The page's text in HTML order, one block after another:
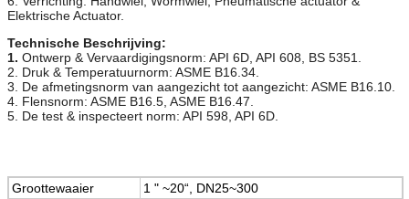
Elektrische Actuator.
Technische Beschrijving:
1. Ontwerp & Vervaardigingsnorm: API 6D, API 608, BS 5351.
2. Druk & Temperatuurnorm: ASME B16.34.
3. De afmetingsnorm van aangezicht tot aangezicht: ASME B16.10.
4. Flensnorm: ASME B16.5, ASME B16.47.
5. De test & inspecteert norm: API 598, API 6D.
Groottewaaier
1 " ~20“, DN25~300